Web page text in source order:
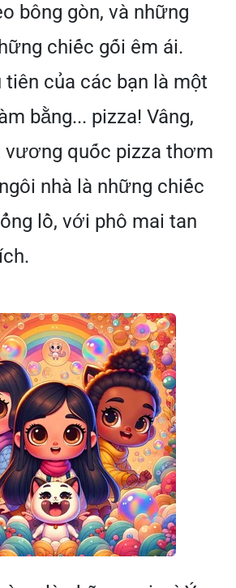
bông gòn, và những
chiếc gối êm ái.
của các bạn là một
bằng... pizza! Vâng,
vương quốc pizza thơm
nhà là những chiếc
lồ, với phô mai tan